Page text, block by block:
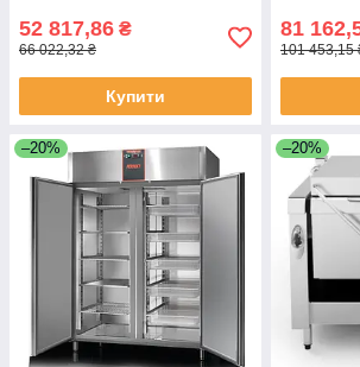
52 817,86 ₴
66 022,32 ₴
Купити
81
101 453,15
–20% –20%